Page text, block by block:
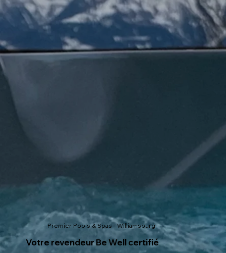
Premier Pools & Spas - Williamsburg
Votre revendeur Be Well certifié